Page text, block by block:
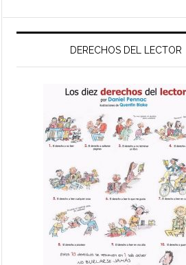
DERECHOS DEL LECTOR